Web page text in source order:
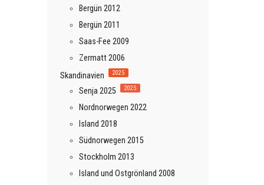
Bergün 2012
Bergün 2011
Saas-Fee 2009
Zermatt 2006
Skandinavien
2025
Senja 2025 2025
Nordnorwegen 2022
Island 2018
Südnorwegen 2015
Stockholm 2013
Island und Ostgrönland 2008